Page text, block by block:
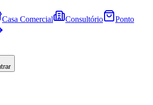
Casa Comercial Consultório
Ponto